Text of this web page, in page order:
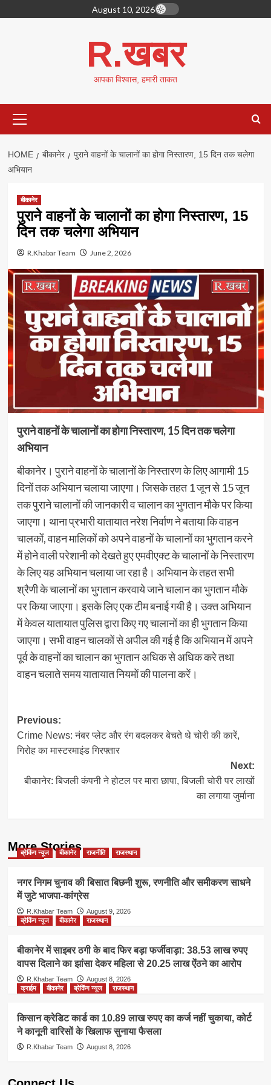
to
August 10, 2026
R.खबर
आपका विश्वास, हमारी ताकत
Menu
HOME बीकानेर
पुराने वाहनों के चालानों का होगा निस्तारण, 15 दिन तक चलेगा
अभियान
बीकानेर
पुराने वाहनों के चालानों का होगा निस्तारण, 15
दिन तक चलेगा अभियान
R.Khabar Team June 2, 2026
पुराने वाहनों के चालानों का होगा निस्तारण, 15 दिन तक चलेगा
अभियान
बीकानेर। पुराने वाहनों के चालानों के निस्तारण के लिए आगामी 15
दिनों तक अभियान चलाया जाएगा। जिसके तहत 1 जून से 15 जून
तक पुराने चालानों की जानकारी व चालान का भुगतान मौके पर किया
जाएगा। थाना प्रभारी यातायात नरेश निर्वाण ने बताया कि वाहन
चालकों, वाहन मालिकों को अपने वाहनों के चालानों का भुगतान करने
में होने वाली परेशानी को देखते हुए एमवीएक्ट के चालानों के निस्तारण
के लिए यह अभियान चलाया जा रहा है। अभियान के तहत सभी
श्रैणी के चालानों का भुगतान करवाये जाने चालान का भुगतान मौके
पर किया जाएगा। इसके लिए एक टीम बनाई गयी है। उक्त अभियान
में केवल यातायात पुलिस द्वारा किए गए चालानों का ही भुगतान किया
जाएगा। सभी वाहन चालकों से अपील की गई है कि अभियान में अपने
पूर्व के वाहनों का चालान का भुगतान अधिक से अधिक करे तथा
वाहन चलाते समय यातायात नियमों की पालना करें।
Post
navigation
Previous:
Crime News: नंबर प्लेट और रंग बदलकर बेचते थे चोरी की कारें,
गिरोह का मास्टरमाइंड गिरफ्तार
Next:
बीकानेर: बिजली कंपनी ने होटल पर मारा छापा, बिजली चोरी पर लाखों
का लगाया जुर्माना
More Stories
ब्रेकिंग न्यूज बीकानेर राजनीति राजस्थान
नगर निगम चुनाव की बिसात बिछनी शुरू, रणनीति और समीकरण साधने
में जुटे भाजपा-कांग्रेस
R.Khabar Team
August 9, 2026
ब्रेकिंग न्यूज
बीकानेर राजस्थान
बीकानेर में साइबर ठगी के बाद फिर बड़ा फर्जीवाड़ा: 38.53 लाख रुपए
वापस दिलाने का झांसा देकर महिला से 20.25 लाख ऐंठने का आरोप
R.Khabar Team
August 8, 2026
क्राईम
बीकानेर ब्रेकिंग न्यूज राजस्थान
किसान क्रेडिट कार्ड का 10.89 लाख रुपए का कर्ज नहीं चुकाया, कोर्ट
ने कानूनी वारिसों के खिलाफ सुनाया फैसला
R.Khabar Team August 8, 2026